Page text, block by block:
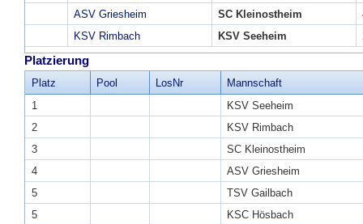
ASV Griesheim
SC Kleinostheim
KSV Rimbach
KSV Seeheim
Platzierung
Platz Pool LosNr
Mannschaft
1
KSV Seeheim
2
KSV Rimbach
3
SC Kleinostheim
4
ASV Griesheim
5
TSV Gailbach
5
KSC Hösbach